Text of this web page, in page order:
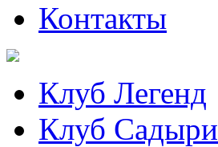
Контакты
Клуб Легенд
Клуб